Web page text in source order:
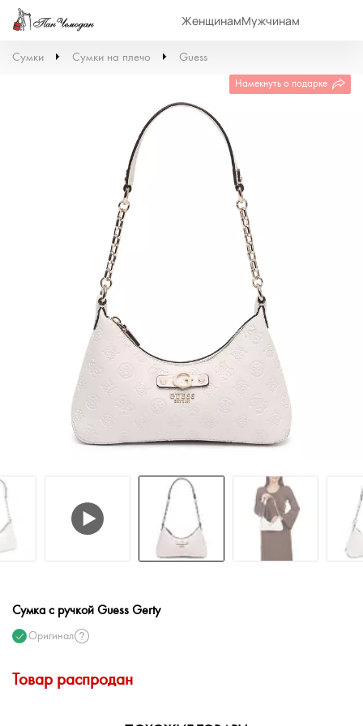
ЖенщинамМужчинам
Сумки Сумки на плечо Guess
Намекнуть о подарке
Сумка с ручкой Guess Gerty
Оригинал
Товар распродан